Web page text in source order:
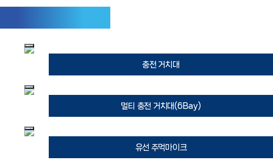
충전 거치대
멀티 충전 거치대(6Bay)
유선 주먹마이크